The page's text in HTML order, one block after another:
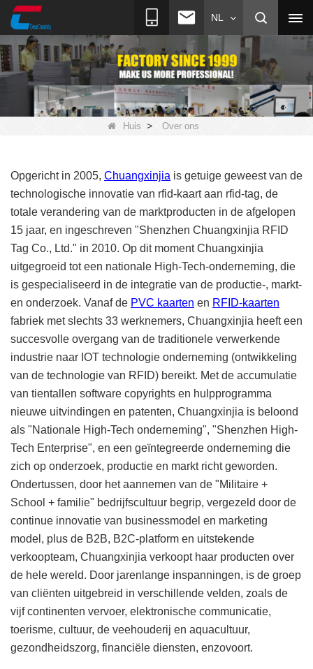
NL
Huis > Over ons
Opgericht in 2005, Chuangxinjia is getuige geweest van de
technologische innovatie van rfid-kaart aan rfid-tag, de
totale verandering van de marktproducten in de afgelopen
15 jaar, en ingeschreven "Shenzhen Chuangxinjia RFID
Tag Co., Ltd." in 2010. Op dit moment Chuangxinjia
uitgegroeid tot een nationale High-Tech-onderneming, die
is gespecialiseerd in de integratie van de productie-, markt-
en onderzoek. Vanaf de PVC kaarten en RFID-kaarten
fabriek met slechts 33 werknemers, Chuangxinjia heeft een
succesvolle overgang van de traditionele verwerkende
industrie naar IOT technologie onderneming (ontwikkeling
van de technologie van RFID) bereikt. Met de accumulatie
van tientallen software copyrights en hulpprogramma
nieuwe uitvindingen en patenten, Chuangxinjia is beloond
als "Nationale High-Tech onderneming", "Shenzhen High-
Tech Enterprise", en een geïntegreerde onderneming die
zich op onderzoek, productie en markt richt geworden.
Ondertussen, door het aannemen van de "Militaire +
School + familie" bedrijfscultuur begrip, vergezeld door de
continue innovatie van businessmodel en marketing
model, plus de B2B, B2C-platform en uitstekende
verkoopteam, Chuangxinjia verkoopt haar producten over
de hele wereld. Door jarenlange inspanningen, is de groep
van cliënten uitgebreid in verschillende velden, zoals de
vijf continenten vervoer, elektronische communicatie,
toerisme, cultuur, de veehouderij en aquacultuur,
gezondheidszorg, financiële diensten, enzovoort.